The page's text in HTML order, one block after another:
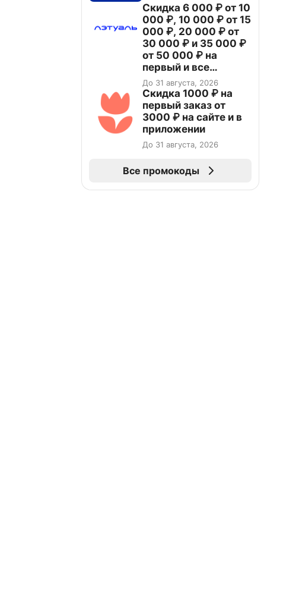
Скидка 6 000 ₽ от 10
000 ₽, 10 000 ₽ от 15
000 ₽, 20 000 ₽ от
30 000 ₽ и 35 000 ₽
от 50 000 ₽ на
первый и все
повторные заказы по
промокоду НАБЕРИ
До 31 августа, 2026
Скидка 1000 ₽ на
первый заказ от
3000 ₽ на сайте и в
приложении
До 31 августа, 2026
Все промокоды